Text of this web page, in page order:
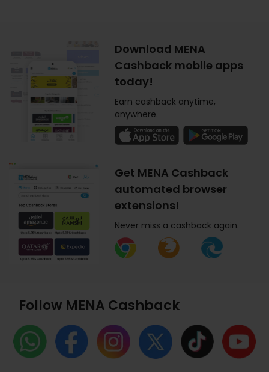
Download MENA
Cashback mobile apps
today!
Earn cashback anytime,
anywhere.
Get MENA Cashback
automated browser
extensions!
Never miss a cashback again.
Follow MENA Cashback